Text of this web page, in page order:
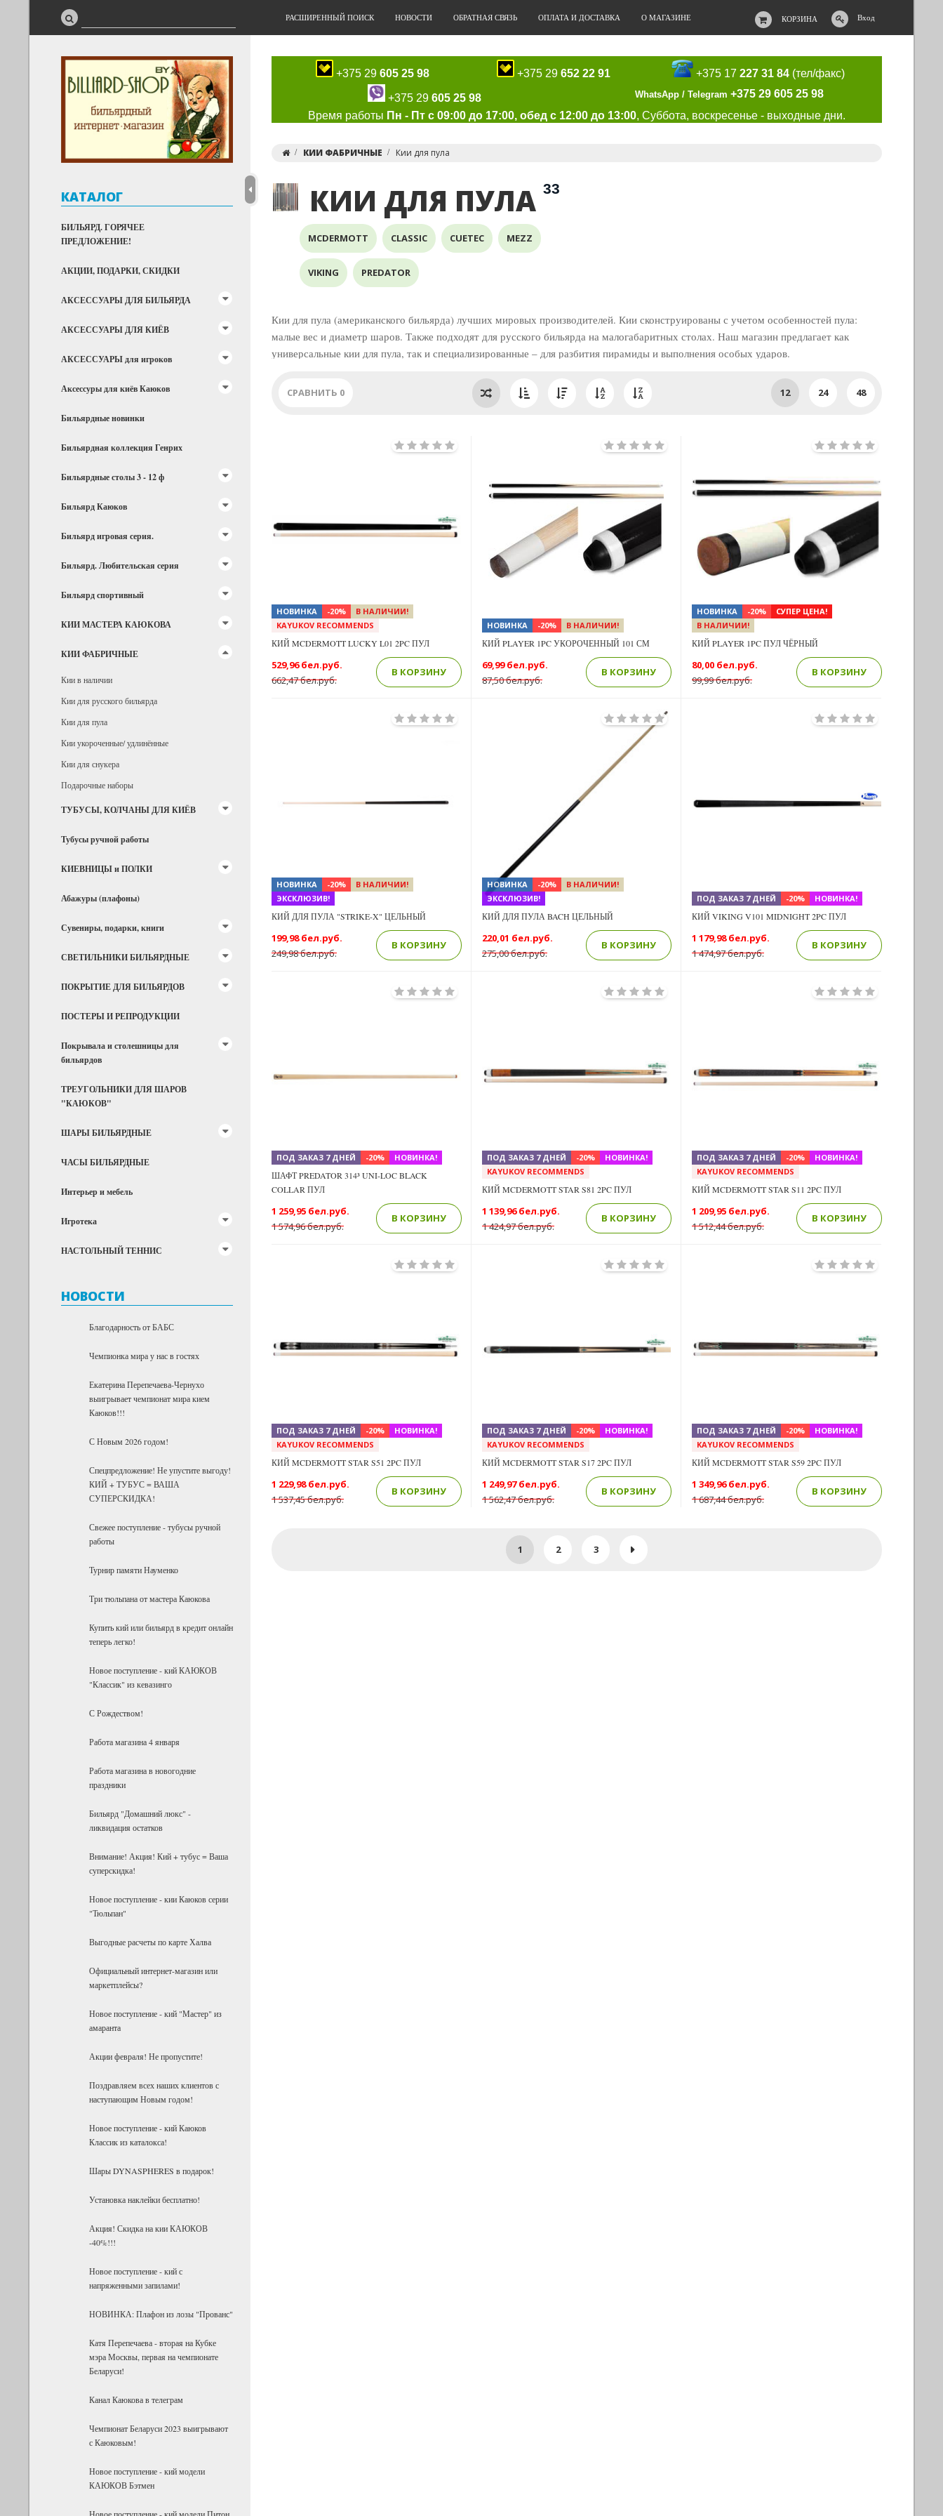
КОРЗИНА Вход
РАСШИРЕННЫЙ ПОИСК НОВОСТИ ОБРАТНАЯ СВЯЗЬ ОПЛАТА И ДОСТАВКА О МАГАЗИНЕ
КАТАЛОГ
БИЛЬЯРД. ГОРЯЧЕЕ
ПРЕДЛОЖЕНИЕ!
АКЦИИ, ПОДАРКИ, СКИДКИ
АКСЕССУАРЫ ДЛЯ БИЛЬЯРДА
АКСЕССУАРЫ ДЛЯ КИЁВ
АКСЕССУАРЫ для игроков
Аксессуры для киёв Каюков
Бильярдные новинки
Бильярдная коллекция Генрих
Бильярдные столы 3 - 12 ф
Бильярд Каюков
Бильярд игровая серия.
Бильярд. Любительская серия
Бильярд спортивный
КИИ МАСТЕРА КАЮКОВА
КИИ ФАБРИЧНЫЕ
Кии в наличии
Кии для русского бильярда
Кии для пула
Кии укороченные/ удлинённые
Кии для снукера
Подарочные наборы
ТУБУСЫ, КОЛЧАНЫ ДЛЯ КИЁВ
Тубусы ручной работы
КИЕВНИЦЫ и ПОЛКИ
Абажуры (плафоны)
Сувениры, подарки, книги
СВЕТИЛЬНИКИ БИЛЬЯРДНЫЕ
ПОКРЫТИЕ ДЛЯ БИЛЬЯРДОВ
ПОСТЕРЫ И РЕПРОДУКЦИИ
Покрывала и столешницы для
бильярдов
ТРЕУГОЛЬНИКИ ДЛЯ ШАРОВ
"КАЮКОВ"
ШАРЫ БИЛЬЯРДНЫЕ
ЧАСЫ БИЛЬЯРДНЫЕ
Интерьер и мебель
Игротека
НАСТОЛЬНЫЙ ТЕННИС
НОВОСТИ
Благодарность от БАБС
Чемпионка мира у нас в гостях
Екатерина Перепечаева-Чернухо
выигрывает чемпионат мира кием
Каюков!!!
С Новым 2026 годом!
Спецпредложение! Не упустите выгоду!
КИЙ + ТУБУС = ВАША
СУПЕРСКИДКА!
Свежее поступление - тубусы ручной
работы
Турнир памяти Науменко
Три тюльпана от мастера Каюкова
Купить кий или бильярд в кредит онлайн
теперь легко!
Новое поступление - кий КАЮКОВ
"Классик" из кевазинго
С Рождеством!
Работа магазина 4 января
Работа магазина в новогодние
праздники
Бильярд "Домашний люкс" -
ликвидация остатков
Внимание! Акция! Кий + тубус = Ваша
суперскидка!
Новое поступление - кии Каюков серии
"Тюльпан"
Выгодные расчеты по карте Халва
Официальный интернет-магазин или
маркетплейсы?
Новое поступление - кий "Мастер" из
амаранта
Акции февраля! Не пропустите!
Поздравляем всех наших клиентов с
наступающим Новым годом!
Новое поступление - кий Каюков
Классик из каталокса!
Шары DYNASPHERES в подарок!
Установка наклейки бесплатно!
Акция! Скидка на кии КАЮКОВ
-40%!!!
Новое поступление - кий с
напряженными запилами!
НОВИНКА: Плафон из лозы "Прованс"
Катя Перепечаева - вторая на Кубке
мэра Москвы, первая на чемпионате
Беларуси!
Канал Каюкова в телеграм
Чемпионат Беларуси 2023 выигрывают
с Каюковым!
Новое поступление - кий модели
КАЮКОВ Бэтмен
+375 29 605 25 98 +375 29 652 22 91 +375 17227 31 84 (тел/факс)
+375 29 605 25 98 WhatsApp / Telegram +375 29 605 25 98
Время работы Пн - Пт с 09:00 до 17:00, обед с 12:00 до 13:00, Суббота, воскресенье - выходные дни.
КИИ ФАБРИЧНЫЕ Кии для пула
КИИ ДЛЯ ПУЛА 33
MCDERMOTT CLASSIC CUETEC MEZZ
VIKING PREDATOR
Кии для пула (американского бильярда) лучших мировых производителей. Кии сконструированы с учетом особенностей пула:
малые вес и диаметр шаров. Также подходят для русского бильярда на малогабаритных столах. Наш магазин предлагает как
универсальные кии для пула, так и специализированные – для разбития пирамиды и выполнения особых ударов.
СРАВНИТЬ 0 12 24 48
Previous
НОВИНКА -20%
В НАЛИЧИИ!
KAYUKOV RECOMMENDS
КИЙ MCDERMOTT LUCKY L01 2PC ПУЛ
662,47 бел.руб.
529,96 бел.руб.
В КОРЗИНУ
НОВИНКА -20% В НАЛИЧИИ!
КИЙ PLAYER 1PC УКОРОЧЕННЫЙ 101 СМ
87,50 бел.руб.
69,99 бел.руб.
В КОРЗИНУ
НОВИНКА -20%
СУПЕР ЦЕНА!
В НАЛИЧИИ!
КИЙ PLAYER 1PC ПУЛ ЧЁРНЫЙ
99,99 бел.руб.
80,00 бел.руб.
В КОРЗИНУ
Previous
НОВИНКА -20%
В НАЛИЧИИ!
ЭКСКЛЮЗИВ!
КИЙ ДЛЯ ПУЛА "STRIKE-X" ЦЕЛЬНЫЙ
249,98 бел.руб.
199,98 бел.руб.
В КОРЗИНУ
Next
НОВИНКА -20%
В НАЛИЧИИ!
ЭКСКЛЮЗИВ!
КИЙ ДЛЯ ПУЛА BACH ЦЕЛЬНЫЙ
275,00 бел.руб.
220,01 бел.руб.
В КОРЗИНУ
Previous
ПОД ЗАКАЗ 7 ДНЕЙ -20% НОВИНКА!
КИЙ VIKING V101 MIDNIGHT 2PC ПУЛ
1 474,97 бел.руб.
1 179,98 бел.руб.
В КОРЗИНУ
Previous Next
ПОД ЗАКАЗ 7 ДНЕЙ -20% НОВИНКА!
ШАФТ PREDATOR 314³ UNI-LOC BLACK
COLLAR ПУЛ
1 574,96 бел.руб.
1 259,95 бел.руб.
В КОРЗИНУ
Previous Next
ПОД ЗАКАЗ 7 ДНЕЙ -20%
НОВИНКА!
KAYUKOV RECOMMENDS
КИЙ MCDERMOTT STAR S81 2PC ПУЛ
1 424,97 бел.руб.
1 139,96 бел.руб.
В КОРЗИНУ
Previous
ПОД ЗАКАЗ 7 ДНЕЙ -20%
НОВИНКА!
KAYUKOV RECOMMENDS
КИЙ MCDERMOTT STAR S11 2PC ПУЛ
1 512,44 бел.руб.
1 209,95 бел.руб.
В КОРЗИНУ
Previous Next
ПОД ЗАКАЗ 7 ДНЕЙ -20%
НОВИНКА!
KAYUKOV RECOMMENDS
КИЙ MCDERMOTT STAR S51 2PC ПУЛ
1 537,45 бел.руб.
1 229,98 бел.руб.
В КОРЗИНУ
Previous Next
ПОД ЗАКАЗ 7 ДНЕЙ -20%
НОВИНКА!
KAYUKOV RECOMMENDS
КИЙ MCDERMOTT STAR S17 2PC ПУЛ
1 562,47 бел.руб.
1 249,97 бел.руб.
В КОРЗИНУ
Previous
ПОД ЗАКАЗ 7 ДНЕЙ -20%
НОВИНКА!
KAYUKOV RECOMMENDS
КИЙ MCDERMOTT STAR S59 2PC ПУЛ
1 687,44 бел.руб.
1 349,96 бел.руб.
В КОРЗИНУ
1 2 3